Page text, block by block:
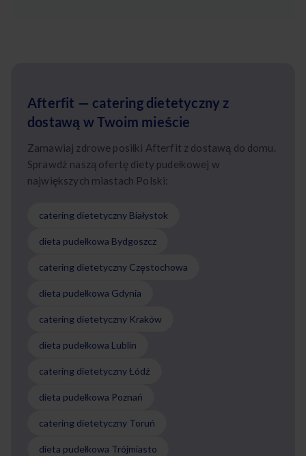
Afterfit — catering dietetyczny z
dostawą w Twoim mieście
Zamawiaj zdrowe posiłki Afterfit z dostawą do domu.
Sprawdź naszą ofertę diety pudełkowej w
największych miastach Polski:
catering dietetyczny Białystok
dieta pudełkowa Bydgoszcz
catering dietetyczny Częstochowa
dieta pudełkowa Gdynia
catering dietetyczny Kraków
dieta pudełkowa Lublin
catering dietetyczny Łódź
dieta pudełkowa Poznań
catering dietetyczny Toruń
dieta pudełkowa Trójmiasto